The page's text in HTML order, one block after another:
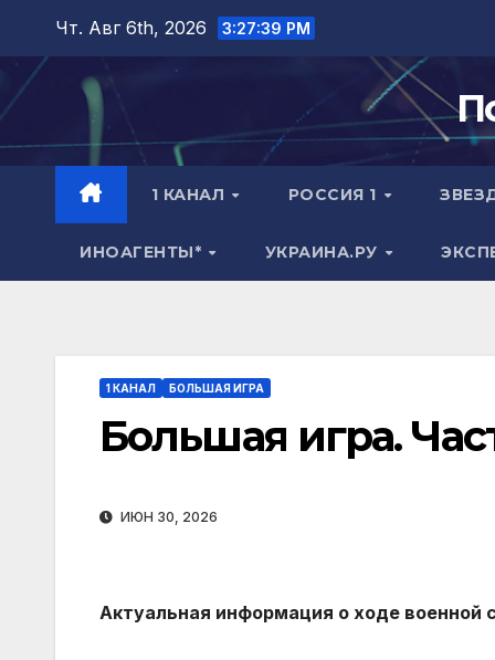
Перейти
содержимому
Чт. Авг 6th, 2026 3:27:40 PM
1 КАНАЛ РОССИЯ 1
ИНОАГЕНТЫ* УКРАИНА.РУ
1 КАНАЛ БОЛЬШАЯ ИГРА
Большая игра.
ИЮН 30, 2026
Актуальная информация о ходе военной